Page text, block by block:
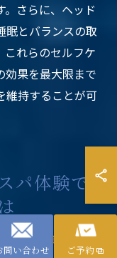
さらに、ヘッド
眠とバランスの取
これらのセルフケ
効果を最大限まで
維持することが可
パ体験で
的な影響
問い合わせ ご予約